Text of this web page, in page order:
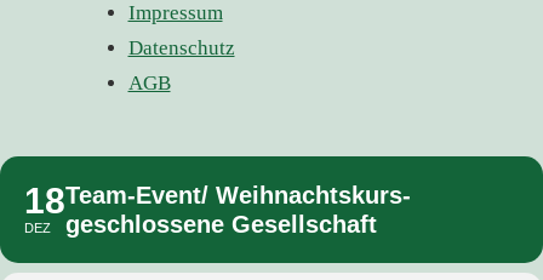
Impressum
Datenschutz
AGB
18
DEZ
Team-Event/ Weihnachtskurs-
geschlossene Gesellschaft